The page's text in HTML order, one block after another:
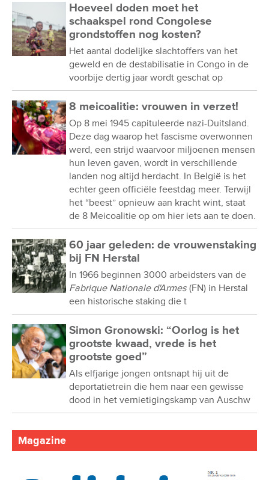
Hoeveel doden moet het
schaakspel rond Congolese
grondstoffen nog kosten?
Het aantal dodelijke slachtoffers van het
geweld en de destabilisatie in Congo in de
voorbije dertig jaar wordt geschat op
8 meicoalitie: vrouwen in verzet!
Op 8 mei 1945 capituleerde nazi-Duitsland.
Deze dag waarop het fascisme overwonnen
werd, een strijd waarvoor miljoenen mensen
hun leven gaven, wordt in verschillende
landen nog altijd herdacht. In België is het
echter geen officiële feestdag meer. Terwijl
het “beest” opnieuw aan kracht wint, staat
de 8 Meicoalitie op om hier iets aan te doen.
60 jaar geleden: de vrouwenstaking
bij FN Herstal
In 1966 beginnen 3000 arbeidsters van de
Fabrique Nationale d'Armes (FN) in Herstal
een historische staking die t
Simon Gronowski: “Oorlog is het
grootste kwaad, vrede is het
grootste goed”
Als elfjarige jongen ontsnapt hij uit de
deportatietrein die hem naar een gewisse
dood in het vernietigingskamp van Auschw
Magazine